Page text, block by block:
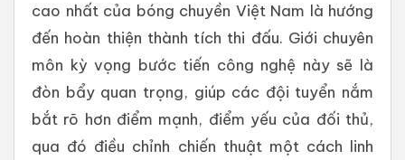
cao nhất của bóng chuyền Việt Nam là hướng
đến hoàn thiện thành tích thi đấu. Giới chuyên
môn kỳ vọng bước tiến công nghệ này sẽ là
đòn bẩy quan trọng, giúp các đội tuyển nắm
bắt rõ hơn điểm mạnh, điểm yếu của đối thủ,
qua đó điều chỉnh chiến thuật một cách linh